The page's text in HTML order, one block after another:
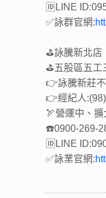
🆔LINE
✅詠群官網:
⛳詠騰新北店
⛳五股區五工
👉詠騰新莊
👉經紀人
🏹營運中、
☎️0900-269-
🆔LINE
✅詠業官網: